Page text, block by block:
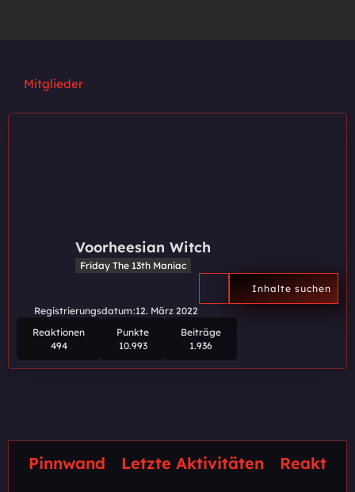
Mitglieder
Voorheesian Witch
Friday The 13th Maniac
Reaktionen
494
Punkte
10.993
Beiträge
1.936
Inhalte suchen
Registrierungsdatum 12. März 2022
Pinnwand Letzte Aktivitäten